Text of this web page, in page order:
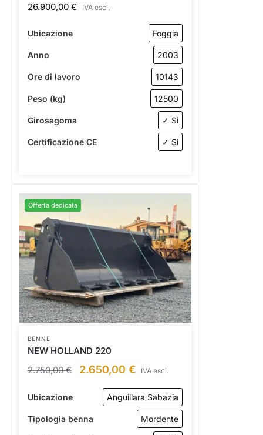
26.900,00 € IVA escl.
Ubicazione Foggia
Anno 2003
Ore di lavoro 10143
Peso (kg) 12500
Girosagoma ✓ Sì
Certificazione CE ✓ Sì
Offerta dedicata
BENNE
NEW HOLLAND 220
2.750,00€ 2.650,00 € IVA escl.
Ubicazione Anguillara Sabazia
Tipologia benna Mordente